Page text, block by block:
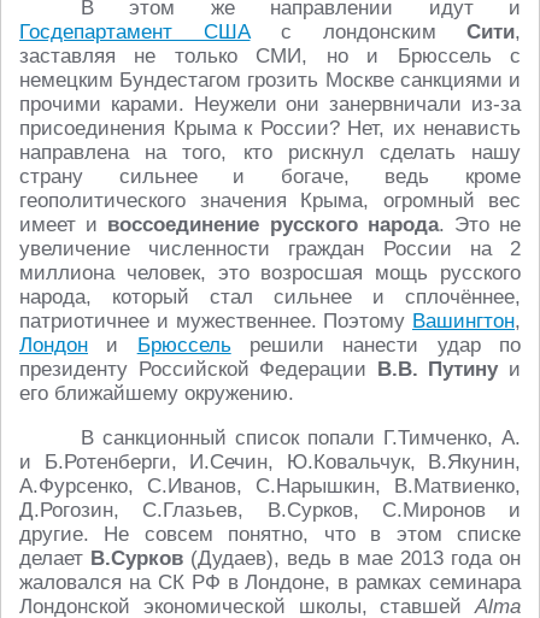
В этом же направлении идут и
Госдепартамент СШАс лондонским Сити,
заставляя не только СМИ, но и Брюссель с
немецким Бундестагом грозить Москве санкциями и
прочими карами. Неужели они занервничали из-за
присоединения Крыма к России? Нет, их ненависть
направлена на того, кто рискнул сделать нашу
страну сильнее и богаче, ведь кроме
геополитического значения Крыма, огромный вес
имеет и воссоединение русского народа. Это не
увеличение численности граждан России на 2
миллиона человек, это возросшая мощь русского
народа, который стал сильнее и сплочённее,
патриотичнее и мужественнее. Поэтому Вашингтон,
Лондон и Брюссельрешили нанести удар по
президенту Российской Федерации В.В. Путинуи
его ближайшему окружению.
В санкционный список попали Г.Тимченко, А.
и Б.Ротенберги, И.Сечин, Ю.Ковальчук, В.Якунин,
А.Фурсенко, С.Иванов, С.Нарышкин, В.Матвиенко,
Д.Рогозин, С.Глазьев, В.Сурков, С.Миронов и
другие. Не совсем понятно, что в этом списке
делает В.Сурков (Дудаев), ведь в мае 2013 года он
жаловался на СК РФ в Лондоне, в рамках семинара
Лондонской экономической школы, ставшейAlma